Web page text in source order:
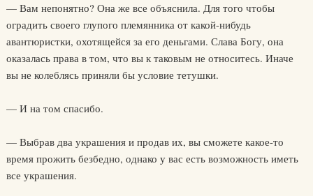
— Вам непонятно? Она же все объяснила. Для того чтобы
оградить своего глупого племянника от какой-нибудь
авантюристки, охотящейся за его деньгами. Слава Богу, она
оказалась права в том, что вы к таковым не относитесь. Иначе
вы не колеблясь приняли бы условие тетушки.
— И на том спасибо.
— Выбрав два украшения и продав их, вы сможете какое-то
время прожить безбедно, однако у вас есть возможность иметь
все украшения.